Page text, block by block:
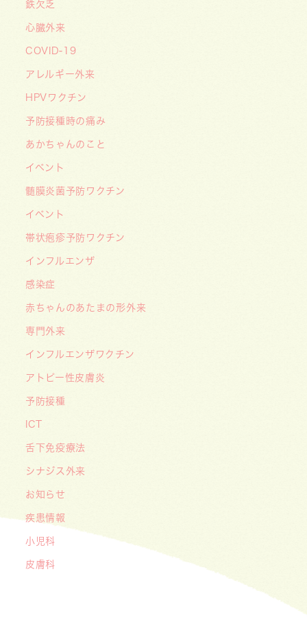
【メディア・取材】学研の子育て応援サイト「こ
そだてまっぷ」に大熊喜彰院長監修の記事（こど
もの日焼け対策）がアップされました！
2026/05/19
――「武蔵小杉 森のこどもクリニック」の新た
な挑戦
2026/05/08
【メディア・取材】４月１０日発売「子供の科
ゴールデンウィーク（GW）の処方薬受け取りに
関する重要なお願い〜処方箋の有効期限は当日を
含めて「4日間」です〜
鉄欠乏
心臓外来
COVID-19
アレルギー外来
HPVワクチン
予防接種時の痛み
あかちゃんのこと
イベント
髄膜炎菌予防ワクチン
イベント
帯状疱疹予防ワクチン
インフルエンザ
感染症
赤ちゃんのあたまの形外来
専門外来
インフルエンザワクチン
アトピー性皮膚炎
予防接種
ICT
舌下免疫療法
シナジス外来
お知らせ
疾患情報
小児科
皮膚科